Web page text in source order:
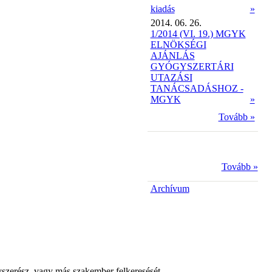
kiadás
»
2014. 06. 26.
1/2014 (VI. 19.) MGYK
ELNÖKSÉGI
AJÁNLÁS
GYÓGYSZERTÁRI
UTAZÁSI
TANÁCSADÁSHOZ -
MGYK
»
Tovább »
Tovább »
Archívum